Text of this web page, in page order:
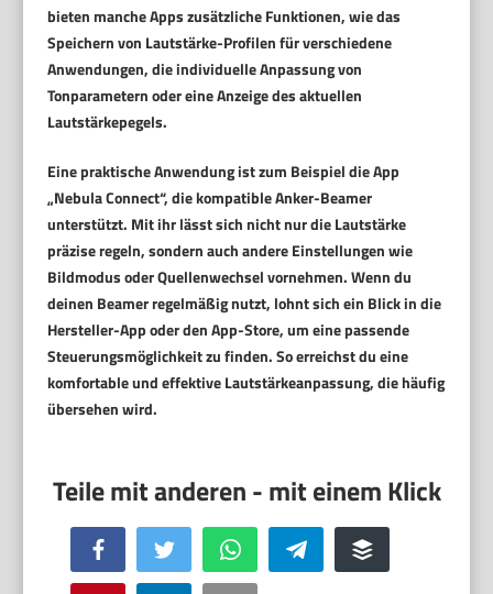
bieten manche Apps zusätzliche Funktionen, wie das
Speichern von Lautstärke-Profilen für verschiedene
Anwendungen, die individuelle Anpassung von
Tonparametern oder eine Anzeige des aktuellen
Lautstärkepegels.
Eine praktische Anwendung ist zum Beispiel die App
„Nebula Connect“, die kompatible Anker-Beamer
unterstützt. Mit ihr lässt sich nicht nur die Lautstärke
präzise regeln, sondern auch andere Einstellungen wie
Bildmodus oder Quellenwechsel vornehmen. Wenn du
deinen Beamer regelmäßig nutzt, lohnt sich ein Blick in die
Hersteller-App oder den App-Store, um eine passende
Steuerungsmöglichkeit zu finden. So erreichst du eine
komfortable und effektive Lautstärkeanpassung, die häufig
übersehen wird.
Facebook Twitter WhatsApp Telegram Buffer